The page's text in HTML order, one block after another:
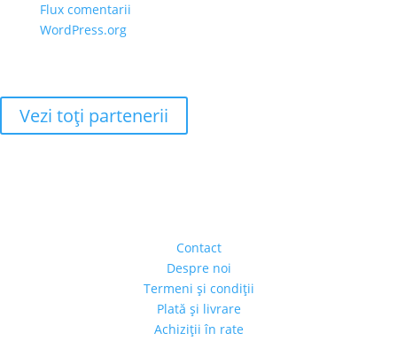
Flux comentarii
WordPress.org
Vezi toţi partenerii
Contact
Despre noi
Termeni şi condiţii
Plată şi livrare
Achiziţii în rate